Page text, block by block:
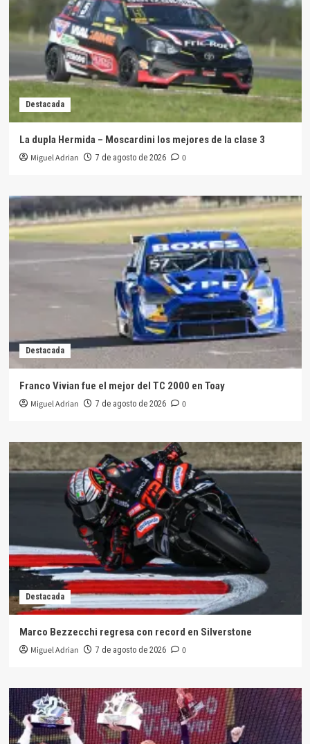
Destacada
La dupla Hermida – Moscardini los mejores de la clase 3
Miguel Adrian 7 de agosto de 2026 0
Destacada
Franco Vivian fue el mejor del TC 2000 en Toay
Miguel Adrian 7 de agosto de 2026 0
Destacada
Marco Bezzecchi regresa con record en Silverstone
Miguel Adrian 7 de agosto de 2026 0